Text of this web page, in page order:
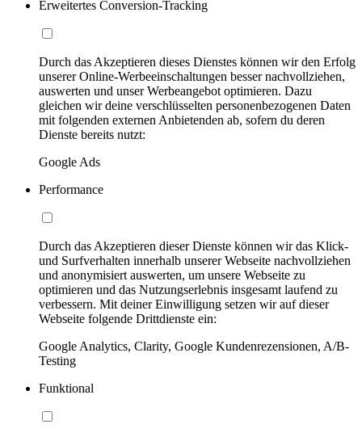
Erweitertes Conversion-Tracking
Durch das Akzeptieren dieses Dienstes können wir den Erfolg
unserer Online-Werbeeinschaltungen besser nachvollziehen,
auswerten und unser Werbeangebot optimieren. Dazu
gleichen wir deine verschlüsselten personenbezogenen Daten
mit folgenden externen Anbietenden ab, sofern du deren
Dienste bereits nutzt:
Google Ads
Performance
Durch das Akzeptieren dieser Dienste können wir das Klick-
und Surfverhalten innerhalb unserer Webseite nachvollziehen
und anonymisiert auswerten, um unsere Webseite zu
optimieren und das Nutzungserlebnis insgesamt laufend zu
verbessern. Mit deiner Einwilligung setzen wir auf dieser
Webseite folgende Drittdienste ein:
Google Analytics, Clarity, Google Kundenrezensionen, A/B-
Testing
Funktional